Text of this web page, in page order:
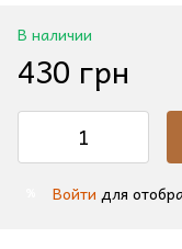
В наличии
430 грн
Войти для